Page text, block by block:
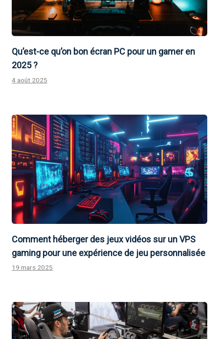
Qu’est-ce qu’on bon écran PC pour un gamer en
2025 ?
4 août 2025
Comment héberger des jeux vidéos sur un VPS
gaming pour une expérience de jeu personnalisée
19 mars 2025